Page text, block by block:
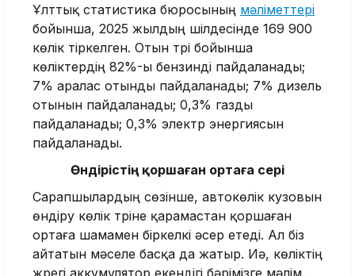
Ұлттық статистика бюросының мәліметтері
бойынша, 2025 жылдың шілдесінде 169 900
көлік тіркелген. Отын түрі бойынша
көліктердің 82%-ы бензинді пайдаланады;
7% аралас отынды пайдаланады; 7% дизель
отынын пайдаланады; 0,3% газды
пайдаланады; 0,3% электр энергиясын
пайдаланады.
Өндірістің қоршаған ортаға әсері
Сарапшылардың сөзінше, автокөлік кузовын
өндіру көлік түріне қарамастан қоршаған
ортаға шамамен біркелкі әсер етеді. Ал біз
айтатын мәселе басқа да жатыр. Иә, көліктің
жүрегі аккумулятор екендігі бәрімізге мәлім.